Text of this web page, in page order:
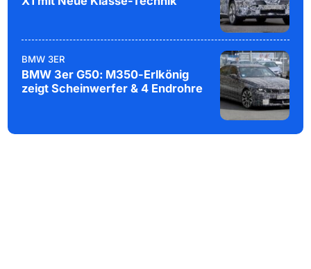
BMW 3ER
BMW 3er G50: M350-Erlkönig
zeigt Scheinwerfer & 4 Endrohre